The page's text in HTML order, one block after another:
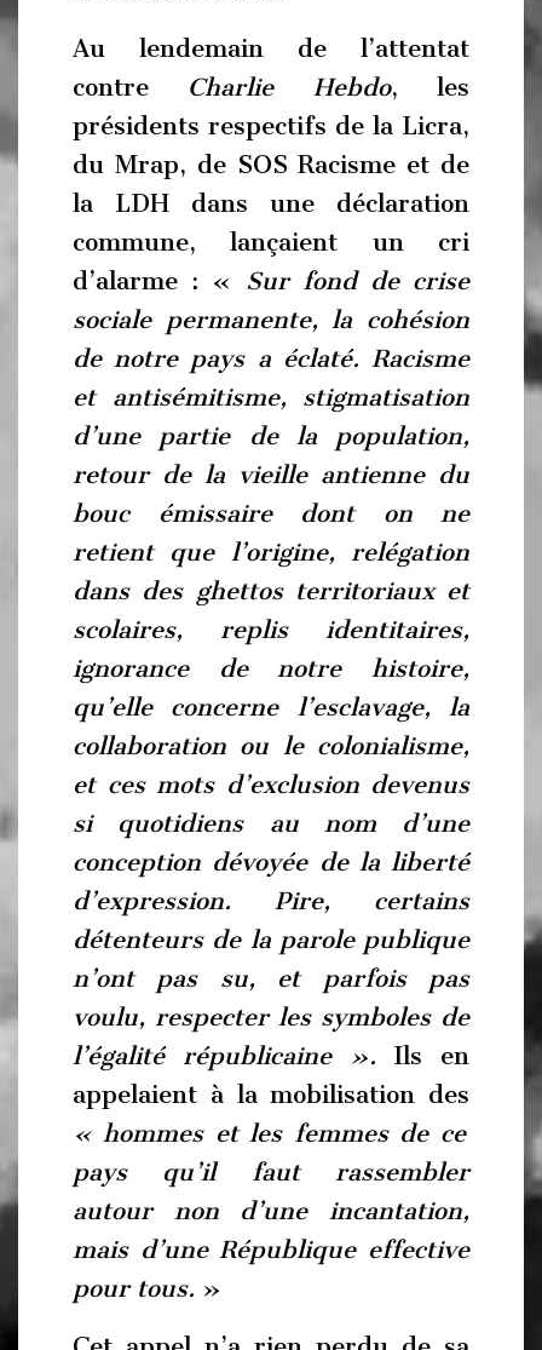
Au lendemain de l’attentat
contre Charlie Hebdo, les
présidents respectifs de la Licra,
du Mrap, de SOS Racisme et de
la LDH dans une déclaration
commune, lançaient un cri
d’alarme : « Sur fond de crise
sociale permanente, la cohésion
de notre pays a éclaté. Racisme
et antisémitisme, stigmatisation
d’une partie de la population,
retour de la vieille antienne du
bouc émissaire dont on ne
retient que l’origine, relégation
dans des ghettos territoriaux et
scolaires, replis identitaires,
ignorance de notre histoire,
qu’elle concerne l’esclavage, la
collaboration ou le colonialisme,
et ces mots d’exclusion devenus
si quotidiens au nom d’une
conception dévoyée de la liberté
d’expression. Pire, certains
détenteurs de la parole publique
n’ont pas su, et parfois pas
voulu, respecter les symboles de
l’égalité républicaine ». Ils en
appelaient à la mobilisation des
« hommes et les femmes de ce
pays qu’il faut rassembler
autour non d’une incantation,
mais d’une République effective
pour tous. »